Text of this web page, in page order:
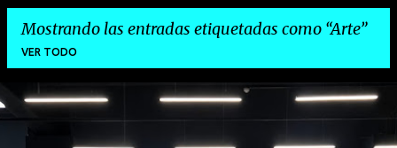
Mostrando las entradas etiquetadas como Arte
VER TODO
E